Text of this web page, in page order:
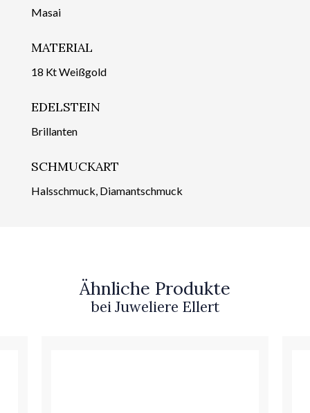
Masai
MATERIAL
18 Kt Weißgold
EDELSTEIN
Brillanten
SCHMUCKART
Halsschmuck, Diamantschmuck
Ähnliche Produkte
bei Juweliere Ellert